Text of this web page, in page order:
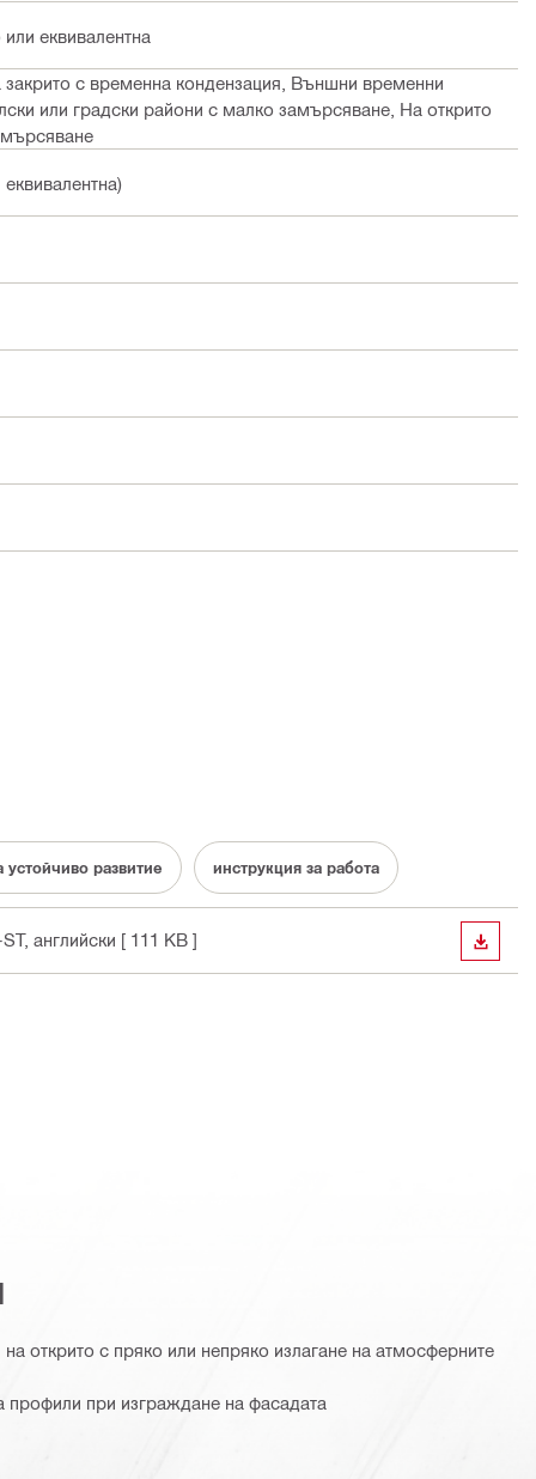
еквивалентна
закрито с временна кондензация, Външни временни
или градски райони с малко замърсяване, На открито
развитие инструкция за работа
, английски [ 111 KB ]
открито с пряко или непряко излагане на атмосферните
профили при изграждане на фасадата